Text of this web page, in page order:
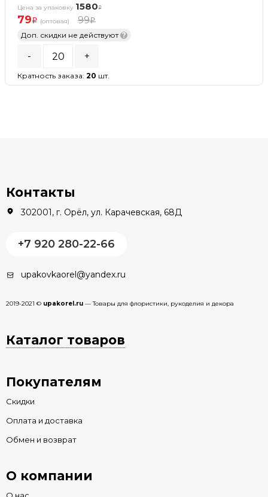
Цена за упаковку 1580
79 (оптовая) 99
Доп. скидки не действуют ?
- +
Кратность заказа: 20 шт.
Контакты
302001, г. Орёл, ул. Карачевская, 68Д
+7 920 280-22-66
upakovkaorel@yandex.ru
2019-2021 © upakorel.ru — Товары для флористики, рукоделия и декора
Каталог товаров
Покупателям
Скидки
Оплата и доставка
Обмен и возврат
О компании